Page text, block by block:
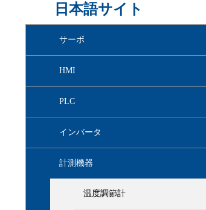
富士電機についてのト
へ
株主・投資家情報のト
へ
サステナビリティのト
へ
日本語サイト
サーボ
HMI
PLC
インバータ
計測機器
温度調節計